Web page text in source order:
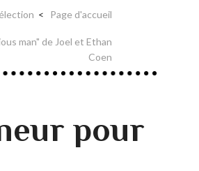
Page d'accueil
man" de Joel et Ethan
Coen
pour